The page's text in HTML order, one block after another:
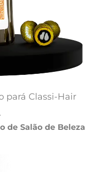
pará Classi-Hair
de Salão de Beleza